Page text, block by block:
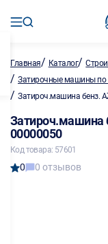
Главная/ Каталог/
/ Затирочные машины по
/ Затироч.машина бенз.
Затироч.машина
00000050
Код товара: 57601
0 0 отзывов